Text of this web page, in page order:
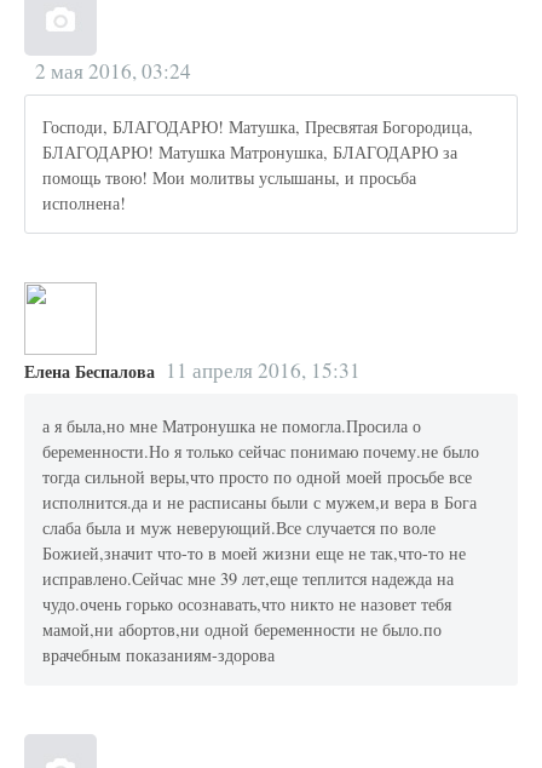
2 мая 2016, 03:24
Господи, БЛАГОДАРЮ! Матушка, Пресвятая Богородица,
БЛАГОДАРЮ! Матушка Матронушка, БЛАГОДАРЮ за
помощь твою! Мои молитвы услышаны, и просьба
исполнена!
Елена Беспалова 11 апреля 2016, 15:31
а я была,но мне Матронушка не помогла.Просила о
беременности.Но я только сейчас понимаю почему.не было
тогда сильной веры,что просто по одной моей просьбе все
исполнится.да и не расписаны были с мужем,и вера в Бога
слаба была и муж неверующий.Все случается по воле
Божией,значит что-то в моей жизни еще не так,что-то не
исправлено.Сейчас мне 39 лет,еще теплится надежда на
чудо.очень горько осознавать,что никто не назовет тебя
мамой,ни абортов,ни одной беременности не было.по
врачебным показаниям-здорова